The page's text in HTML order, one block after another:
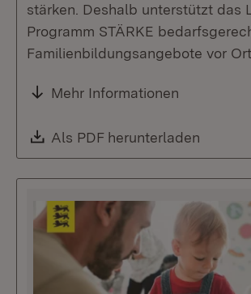
stärken. Deshalb unterstützt das
Programm STÄRKE
Familienbildungsangebote vor Ort.
Mehr Informationen
Download:
Als PDF herunterladen